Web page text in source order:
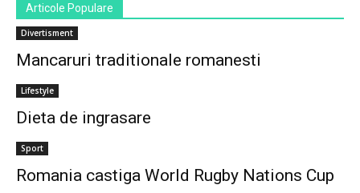
Articole Populare
Divertisment
Mancaruri traditionale romanesti
Lifestyle
Dieta de ingrasare
Sport
Romania castiga World Rugby Nations Cup